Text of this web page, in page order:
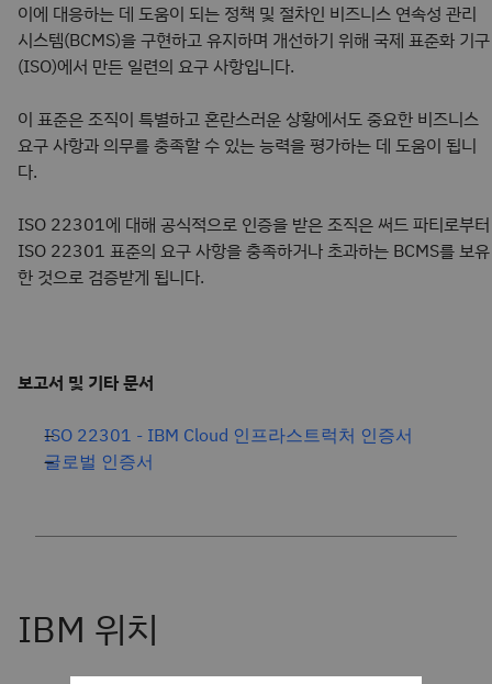
이에 대응하는 데 도움이 되는 정책 및 절차인 비즈니스 연속성 관리
시스템(BCMS)을 구현하고 유지하며 개선하기 위해 국제 표준화 기구
(ISO)에서 만든 일련의 요구 사항입니다.
이 표준은 조직이 특별하고 혼란스러운 상황에서도 중요한 비즈니스
요구 사항과 의무를 충족할 수 있는 능력을 평가하는 데 도움이 됩니
다.
ISO 22301에 대해 공식적으로 인증을 받은 조직은 써드 파티로부터
ISO 22301 표준의 요구 사항을 충족하거나 초과하는 BCMS를 보유
한 것으로 검증받게 됩니다.
보고서 및 기타 문서
ISO 22301 - IBM Cloud 인프라스트럭처 인증서
글로벌 인증서